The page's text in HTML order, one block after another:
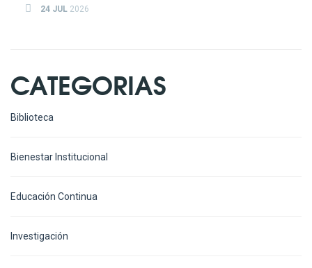
24 JUL 2026
CATEGORIAS
Biblioteca
Bienestar Institucional
Educación Continua
Investigación